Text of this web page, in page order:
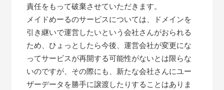
責任をもって破棄させていただきます。
メイドめーるのサービスについては、ドメインを
引き継いで運営したいという会社さんがおられる
ため、ひょっとしたら今後、運営会社が変更にな
ってサービスが再開する可能性がないとは限らな
いのですが、その際にも、新たな会社さんにユー
ザーデータを勝手に譲渡したりすることはありま